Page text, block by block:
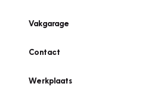
Vakgarage
Contact
Werkplaats